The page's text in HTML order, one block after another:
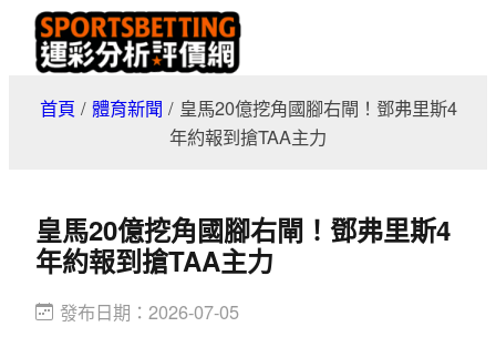
首頁 / 體育新聞 / 皇馬20億挖角國腳右閘！鄧弗里斯4
年約報到搶TAA主力
皇馬20億挖角國腳右閘！鄧弗里斯4
年約報到搶TAA主力
發布日期： 2026-07-05